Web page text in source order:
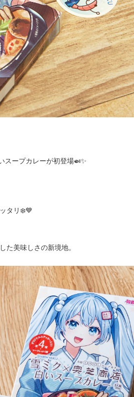
スープカレーが初登場🍛✨
タリ❄️💙
た美味しさの新境地。